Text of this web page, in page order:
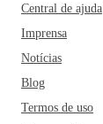
Central de ajuda
Imprensa
Notícias
Blog
Termos de uso